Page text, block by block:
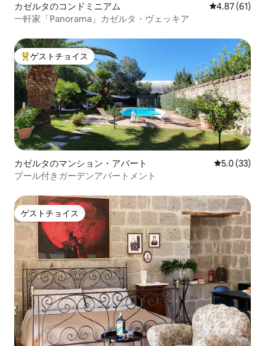
カゼルタのコンドミニアム レビュー61
4.87 (61)
一軒家「Panorama」カゼルタ・ヴェッキア
大好評のゲストチョイスです。
ゲストチョイス
カゼルタのマンション・アパート レビュー33
5.0 (33)
プール付きガーデンアパートメント
ゲストチョイス
ゲストチョイス